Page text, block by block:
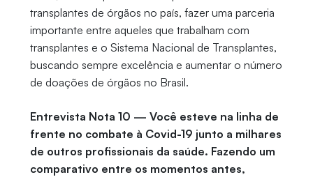
transplantes de órgãos no país, fazer uma parceria
importante entre aqueles que trabalham com
transplantes e o Sistema Nacional de Transplantes,
buscando sempre excelência e aumentar o número
de doações de órgãos no Brasil.
Entrevista Nota 10 — Você esteve na linha de
frente no combate à Covid-19 junto a milhares
de outros profissionais da saúde. Fazendo um
comparativo entre os momentos antes,